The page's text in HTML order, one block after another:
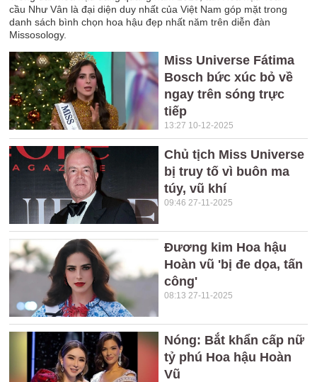
cầu Như Vân là đại diện duy nhất của Việt Nam góp mặt trong
danh sách bình chọn hoa hậu đẹp nhất năm trên diễn đàn
Missosology.
Miss Universe Fátima
Bosch bức xúc bỏ về
ngay trên sóng trực
tiếp
13:27 10-12-2025
Chủ tịch Miss Universe
bị truy tố vì buôn ma
túy, vũ khí
09:46 27-11-2025
Đương kim Hoa hậu
Hoàn vũ 'bị đe dọa, tấn
công'
08:13 27-11-2025
Nóng: Bắt khẩn cấp nữ
tỷ phú Hoa hậu Hoàn
Vũ